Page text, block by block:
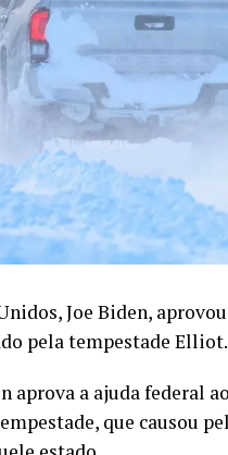
Joe Biden,
pela tempestade Elliot.
aprova a ajuda federal
que causou